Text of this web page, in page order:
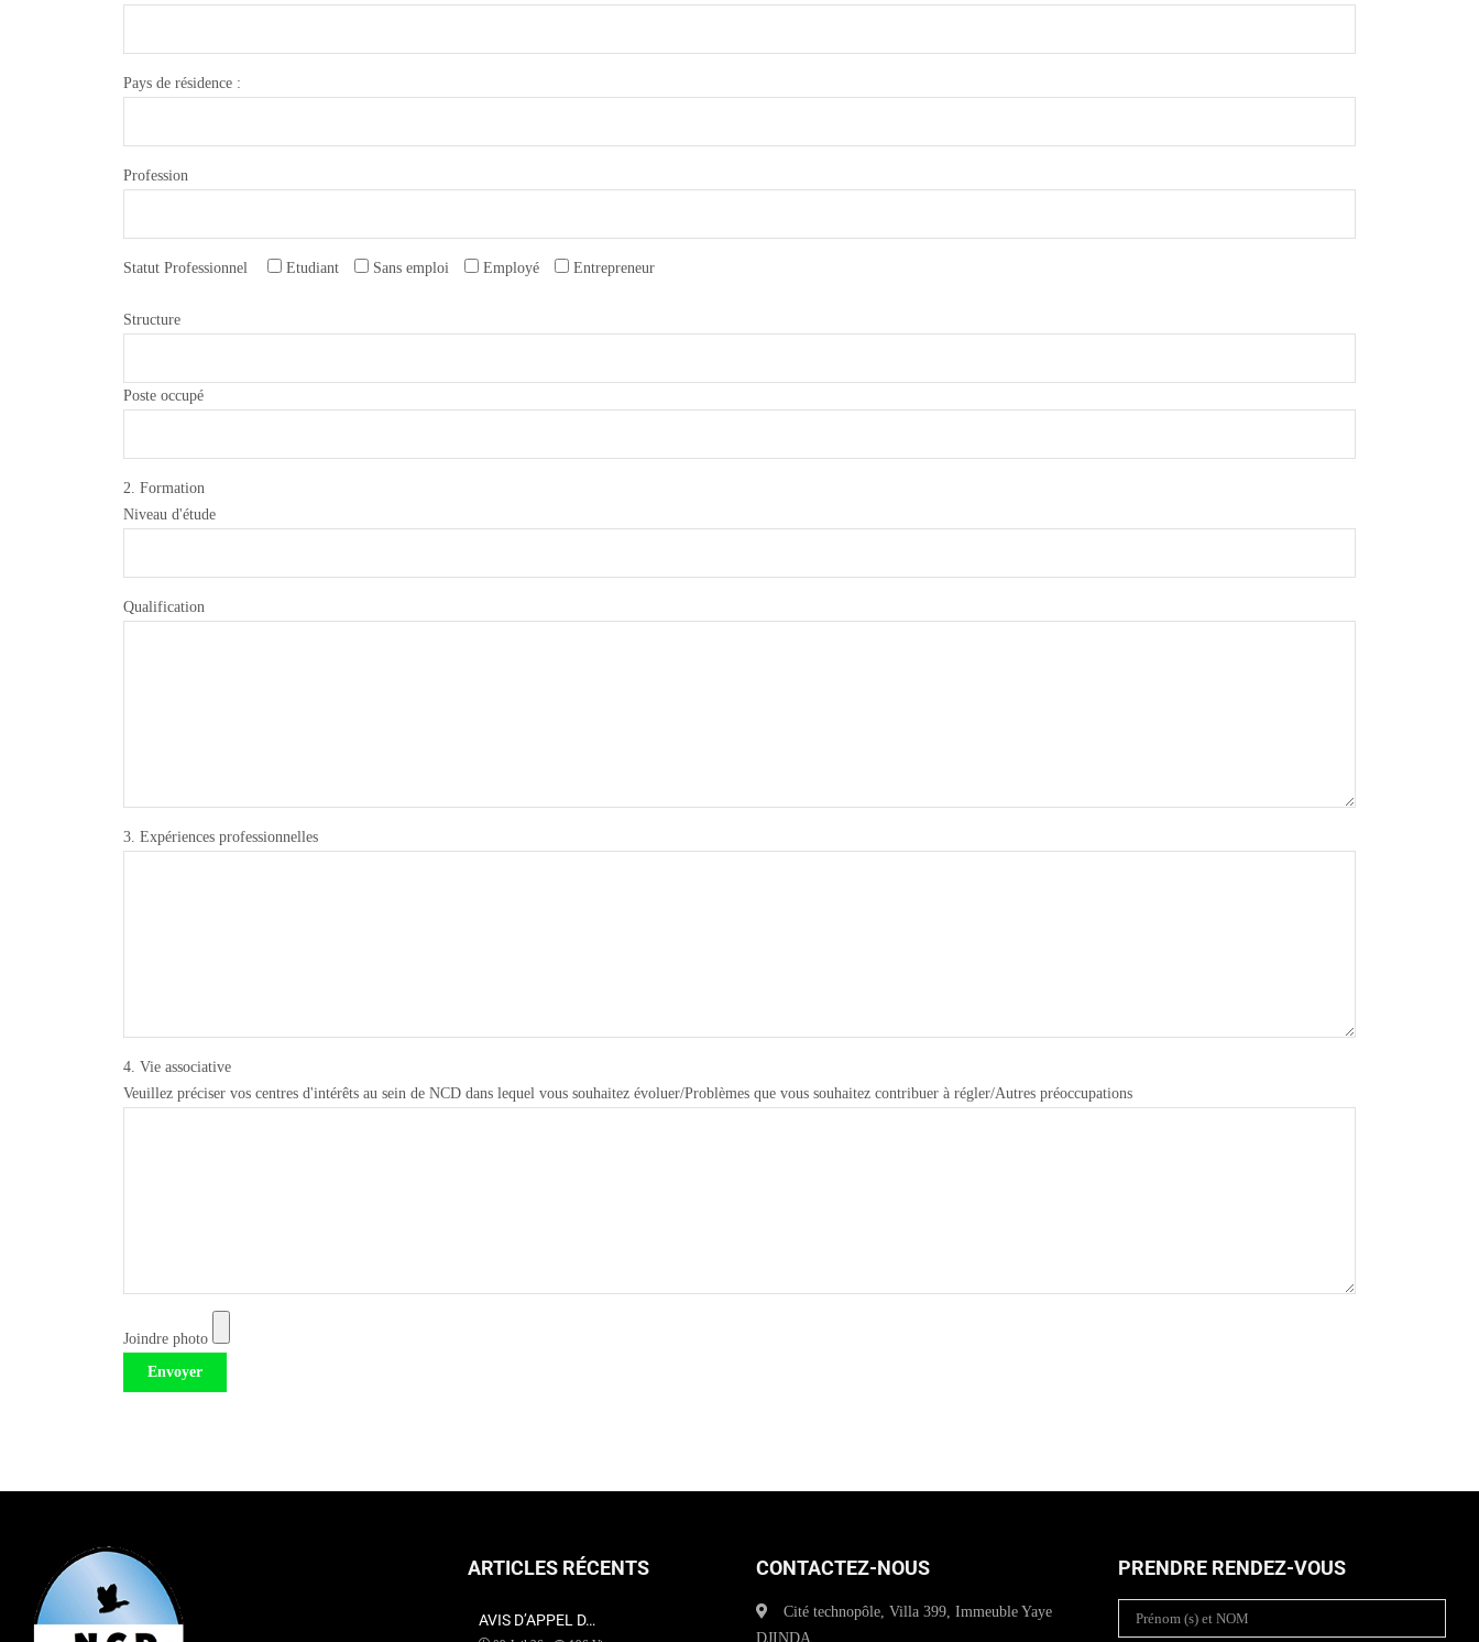
Pays de résidence :
Profession
Statut Professionnel Etudiant Sans emploi Employé Entrepreneur
Structure
Poste occupé
2. Formation
Niveau d'étude
Qualification
3. Expériences professionnelles
4. Vie associative
Veuillez préciser vos centres d'intérêts au sein de NCD dans lequel vous souhaitez évoluer/Problèmes que vous souhaitez contribuer à régler/Autres préoccupations
Joindre photo
ARTICLES RÉCENTS
AVIS D’APPEL D…
CONTACTEZ-NOUS
Cité technopôle, Villa 399, Immeuble Yaye
DJINDA
PRENDRE RENDEZ-VOUS